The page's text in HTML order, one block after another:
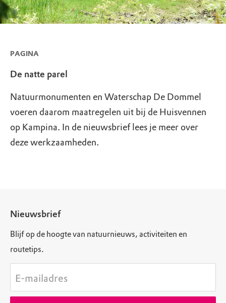
PAGINA
De natte parel
Natuurmonumenten en Waterschap De Dommel
voeren daarom maatregelen uit bij de Huisvennen
op Kampina. In de nieuwsbrief lees je meer over
deze werkzaamheden.
Nieuwsbrief
Blijf op de hoogte van natuurnieuws, activiteiten en
routetips.
E-mailadres